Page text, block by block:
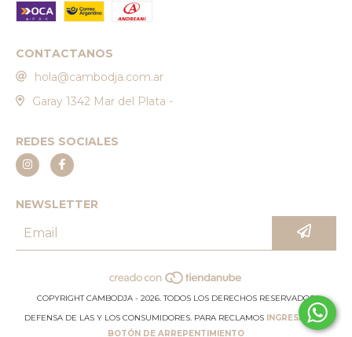
CONTACTANOS
hola@cambodja.com.ar
Garay 1342 Mar del Plata -
REDES SOCIALES
NEWSLETTER
COPYRIGHT CAMBODJA - 2026. TODOS LOS DERECHOS RESERVADOS.
DEFENSA DE LAS Y LOS CONSUMIDORES. PARA RECLAMOS
INGRESÁ ACÁ.
BOTÓN DE ARREPENTIMIENTO